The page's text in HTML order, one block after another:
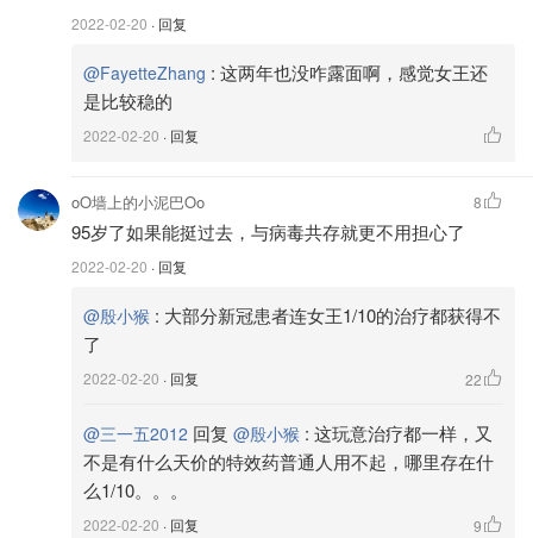
2022-02-20 · 回复
@FayetteZhang : 这两年也没咋露面啊，感觉女王还
是比较稳的
2022-02-20 · 回复
oO墙上的小泥巴Oo
95岁了如果能挺过去，与病毒共存就更不用担心了
2022-02-20 · 回复
8
@殷小猴 : 大部分新冠患者连女王1/10的治疗都获得不
了
2022-02-20 · 回复 22
@三一五2012 回复 @殷小猴 : 这玩意治疗都一样，又
不是有什么天价的特效药普通人用不起，哪里存在什
么1/10。。。
2022-02-20 · 回复 9